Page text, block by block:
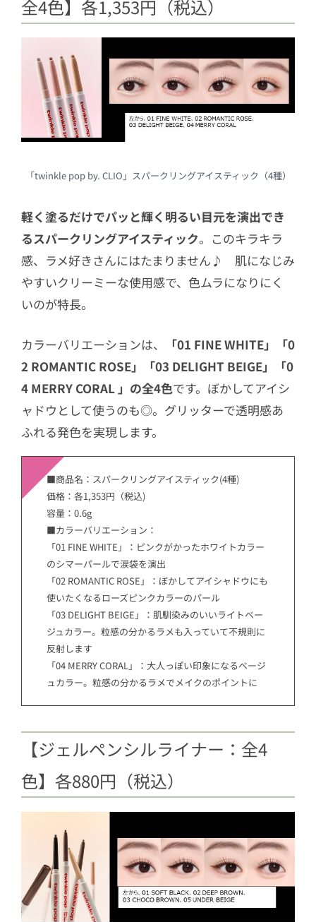
全4色】各1,353円（税込）
「twinkle pop by. CLIO」スパークリングアイスティック（4種）
軽く塗るだけでパッと輝く明るい目元を演出でき
るスパークリングアイスティック。このキラキラ
感、ラメ好きさんにはたまりません♪ 肌になじみ
やすいクリーミーな使用感で、色ムラになりにく
いのが特長。
カラーバリエーションは、
「01 FINE WHITE」「0
2 ROMANTIC ROSE」「03 DELIGHT BEIGE」「0
4 MERRY CORAL 」の全4色です。ぼかしてアイシ
ャドウとして使うのも◎。グリッターで透明感あ
ふれる発色を実現します。
■商品名：スパークリングアイスティック(4種)
価格：各1,353円（税込)
容量：0.6g
■カラーバリエーション：
「01 FINE WHITE」：ピンクがかったホワイトカラー
のシマーパールで涙袋を演出
「02 ROMANTIC ROSE」：ぼかしてアイシャドウにも
使いたくなるローズピンクカラーのパール
「03 DELIGHT BEIGE」：肌馴染みのいいライトベー
ジュカラー。粒感の分かるラメも入っていて不規則に
反射します
「04 MERRY CORAL」：大人っぽい印象になるベージ
ュカラー。粒感の分かるラメでメイクのポイントに
【ジェルペンシルライナー：全4
色】各880円（税込）